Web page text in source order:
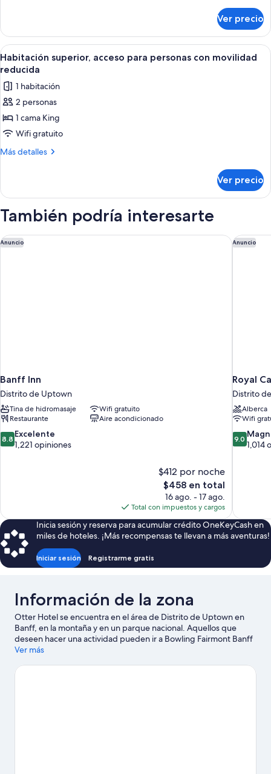
montaña
estudio
superior,
balcón,
vista
la
montaña
Ver precio
Abrir
todas
las
fotos
de
Habitación
superior,
acceso
con
reducida
Una habitación de hotel moderna
6
Habitación superior, acceso para personas con movilidad
reducida
1 habitación
2 personas
1 cama King
Wifi gratuito
Más detalles
Más
superior,
para
con
movilidad
Ver precio
También podría interesarte
Anuncio
Banff Inn
Distrito de Uptown
Tina de hidromasaje
Wifi gratuito
Restaurante
Aire acondicionado
8.8
de
8.8 Excelente
1,221 opiniones
$412 por noche
El
precio
actual
es
de
$458
$458 en total
16 ago. - 17 ago.
Total con impuestos y cargos
Banff Inn Anuncio
Royal
Distrito
Alberca
Wifi
9.0
de
9.0
1,014
Royal
Inicia sesión y reserva para acumular crédito OneKeyCash en
miles de hoteles. ¡Más recompensas te llevan a más aventuras!
Iniciar sesión Registrarme gratis
Información de la zona
Otter Hotel se encuentra en el área de Distrito de Uptown en
Banff, en la montaña y en un parque nacional. Aquellos que
deseen hacer una actividad pueden ir a Bowling Fairmont Banff
Springs y Banff Gondola, mientras que quienes quieran apreciar
Mountain y Upper Hot Springs. ¿Quieres asistir a un evento o
Ver más